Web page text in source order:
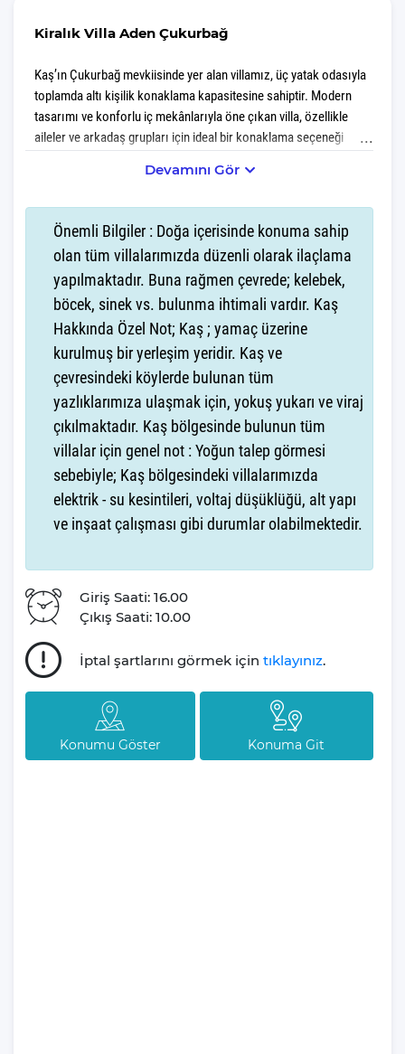
Kiralık Villa Aden Çukurbağ
Kaş’ın Çukurbağ mevkiisinde yer alan villamız, üç yatak odasıyla
toplamda altı kişilik konaklama kapasitesine sahiptir. Modern
tasarımı ve konforlu iç mekânlarıyla öne çıkan villa, özellikle
aileler ve arkadaş grupları için ideal bir konaklama seçeneği
size ait olan özel yüzme havuzudur. Doğayla iç içe, huzurlu bir
de rahatlık sunan bu villa, Kaş'ın eşsiz manzaraları ve tertemiz
havasıyla unutulmaz bir tatil deneyimi vadeder.
Villamız günlük hayatta sık kullanılan; Mikrodalga fırın, ankastre
fırın, buzdolabı, çamaşır makinası, bulaşık makinesi, elektrikli su
ısıtıcı kettle, ankastre 4’lü ocak,4 kişilik yemek takımı, kaşık ve
çatal takımı, tencere ve tava takımı, bardaklar yer almaktadır.
İhtiyacınız durumunda villamızda bulunmayan malzemeler
hakkında bizle iletişime geçebilir ve yardım isteyebilirsiniz.
Villa Aden Çukurbağ Genel Özelliklerinden
Bahsedelim
Kapasite: 6 Kişi
Yatak Odası : 3 Adet
Deniz Manzarası: Hayır
Kimler için Uygun : Geniş aile ve arkadaş grupları
Çocuk Havuzu
Villa Aden Çukurbağ
Konum Özellikleri
Havalimanına Uzaklık : 155 KM(Dalaman Havalimanı)
Devamını Gör
Önemli Bilgiler : Doğa içerisinde konuma sahip
olan tüm villalarımızda düzenli olarak ilaçlama
yapılmaktadır. Buna rağmen çevrede; kelebek,
böcek, sinek vs. bulunma ihtimali vardır. Kaş
Hakkında Özel Not; Kaş ; yamaç üzerine
kurulmuş bir yerleşim yeridir. Kaş ve
çevresindeki köylerde bulunan tüm
yazlıklarımıza ulaşmak için, yokuş yukarı ve viraj
çıkılmaktadır. Kaş bölgesinde bulunun tüm
villalar için genel not : Yoğun talep görmesi
sebebiyle; Kaş bölgesindeki villalarımızda
elektrik - su kesintileri, voltaj düşüklüğü, alt yapı
ve inşaat çalışması gibi durumlar olabilmektedir.
Giriş Saati: 16.00
Çıkış Saati: 10.00
İptal şartlarını görmek için tıklayınız.
Konumu Göster Konuma Git